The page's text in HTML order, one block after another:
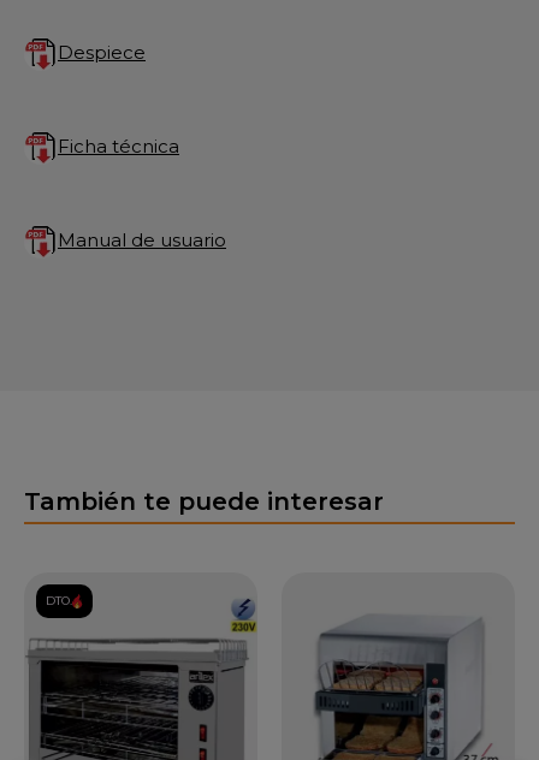
Despiece
Ficha técnica
Manual de usuario
También te puede interesar
DTO.